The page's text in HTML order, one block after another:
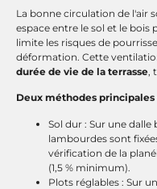
La bonne circulation de l'air
espace entre le sol et le bois
limite les risques de
déformation. Cette
durée de vie de la terrasse,
Deux méthodes principales
Sol dur : Sur une
lambourdes sont
vérification de la
(1,5 % minimum).
Plots réglables : Sur